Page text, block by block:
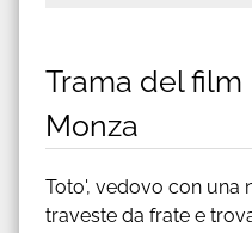
Trama del film
Monza
Toto', vedovo con una
traveste da frate e